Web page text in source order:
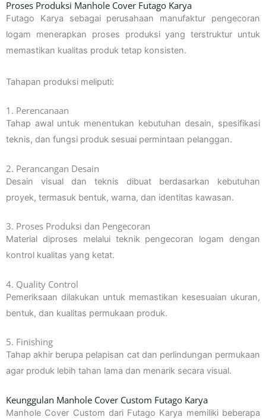
Proses Produksi Manhole Cover Futago Karya
Futago Karya sebagai perusahaan manufaktur pengecoran
logam menerapkan proses produksi yang terstruktur untuk
memastikan kualitas produk tetap konsisten.
Tahapan produksi meliputi:
1. Perencanaan
Tahap awal untuk menentukan kebutuhan desain, spesifikasi
teknis, dan fungsi produk sesuai permintaan pelanggan.
2. Perancangan Desain
Desain visual dan teknis dibuat berdasarkan kebutuhan
proyek, termasuk bentuk, warna, dan identitas kawasan.
3. Proses Produksi dan Pengecoran
Material diproses melalui teknik pengecoran logam dengan
kontrol kualitas yang ketat.
4. Quality Control
Pemeriksaan dilakukan untuk memastikan kesesuaian ukuran,
bentuk, dan kualitas permukaan produk.
5. Finishing
Tahap akhir berupa pelapisan cat dan perlindungan permukaan
agar produk lebih tahan lama dan menarik secara visual.
Keunggulan Manhole Cover Custom Futago Karya
Manhole Cover Custom dari Futago Karya memiliki beberapa